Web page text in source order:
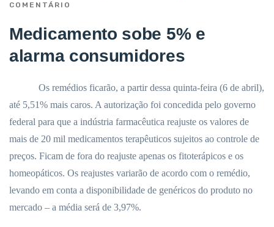
COMENTÁRIO
Medicamento sobe 5% e
alarma consumidores
Os remédios ficarão, a partir dessa quinta-feira (6 de abril),
até 5,51% mais caros. A autorização foi concedida pelo governo
federal para que a indústria farmacêutica reajuste os valores de
mais de 20 mil medicamentos terapêuticos sujeitos ao controle de
preços. Ficam de fora do reajuste apenas os fitoterápicos e os
homeopáticos. Os reajustes variarão de acordo com o remédio,
levando em conta a disponibilidade de genéricos do produto no
mercado – a média será de 3,97%.